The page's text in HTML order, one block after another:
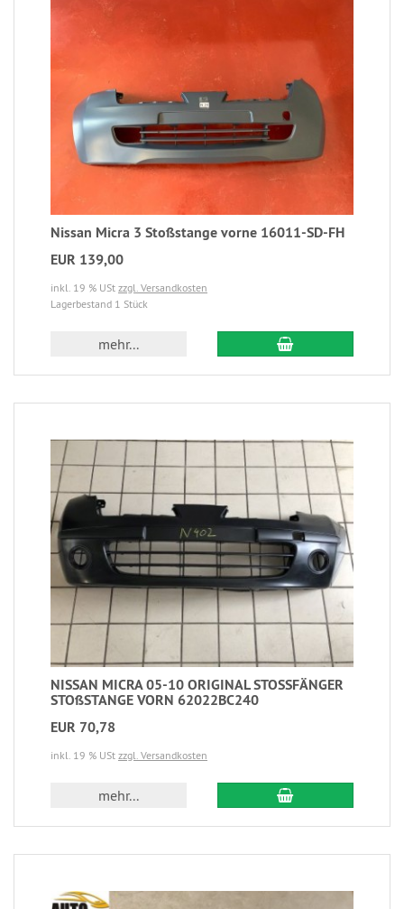
Nissan Micra 3 Stoßstange vorne 16011-SD-FH
EUR 139,00
inkl. 19 % USt zzgl. Versandkosten
Lagerbestand 1 Stück
mehr...
NISSAN MICRA 05-10 ORIGINAL STOSSFÄNGER
STOßSTANGE VORN 62022BC240
EUR 70,78
inkl. 19 % USt zzgl. Versandkosten
mehr...